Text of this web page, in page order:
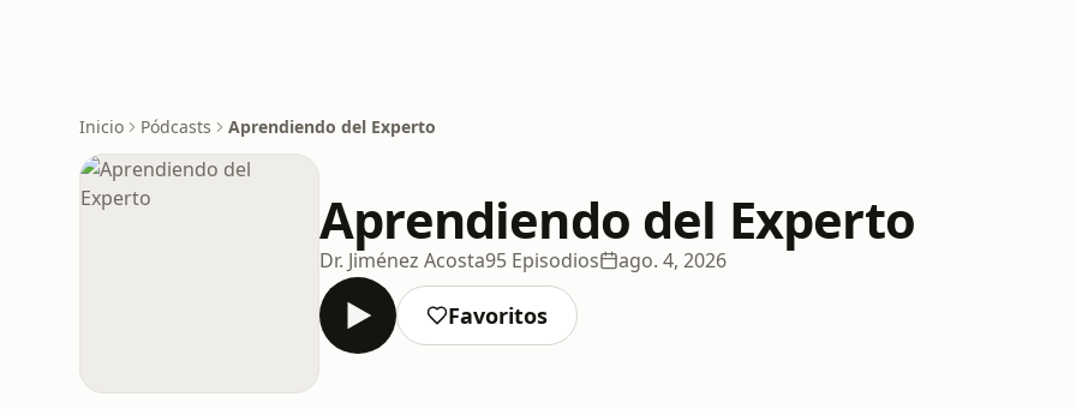
Inicio Pódcasts Aprendiendo del Experto
Aprendiendo del Experto
Dr. Jiménez Acosta95 Episodios ago. 4, 2026
Favoritos